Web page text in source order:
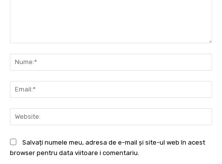
Salvați numele meu, adresa de e-mail și site-ul web în acest
browser pentru data viitoare i comentariu.